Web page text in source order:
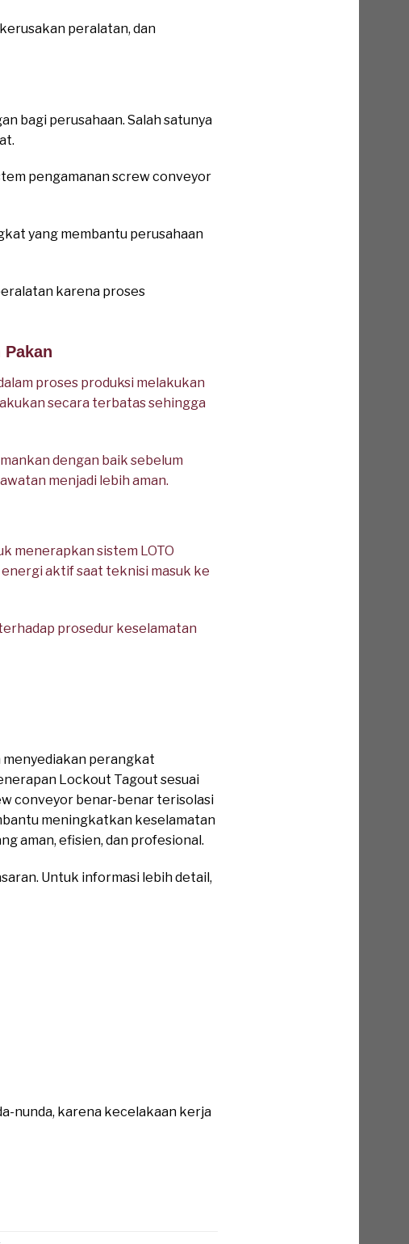
peralatan, dan
bagi perusahaan. Salah satunya
pengamanan screw conveyor
yang membantu perusahaan
karena proses
proses produksi melakukan
secara terbatas sehingga
dengan baik sebelum
menjadi lebih aman.
menerapkan sistem LOTO
aktif saat teknisi masuk ke
prosedur keselamatan
menyediakan perangkat
Lockout Tagout sesuai
conveyor benar-benar terisolasi
meningkatkan keselamatan
aman, efisien, dan profesional.
Untuk informasi lebih detail,
nunda, karena kecelakaan kerja